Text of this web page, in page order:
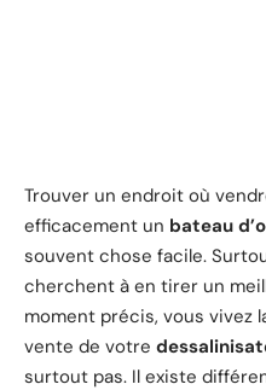
Trouver un endroit où
efficacement un bateau
souvent chose facile.
cherchent à en tirer un
moment précis, vous vivez
vente de votre
surtout pas. Il existe